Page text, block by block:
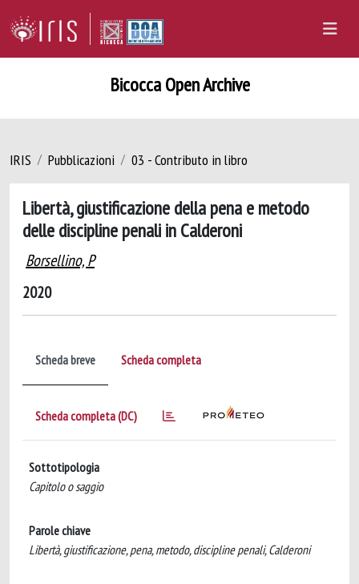
Bicocca Open Archive
IRIS Pubblicazioni 03 - Contributo in libro
Libertà, giustificazione della pena e metodo
delle discipline penali in Calderoni
Borsellino, P
2020
Scheda breve Scheda completa
Scheda completa (DC)
Sottotipologia
Capitolo o saggio
Parole chiave
Libertà, giustificazione, pena, metodo, discipline penali, Calderoni